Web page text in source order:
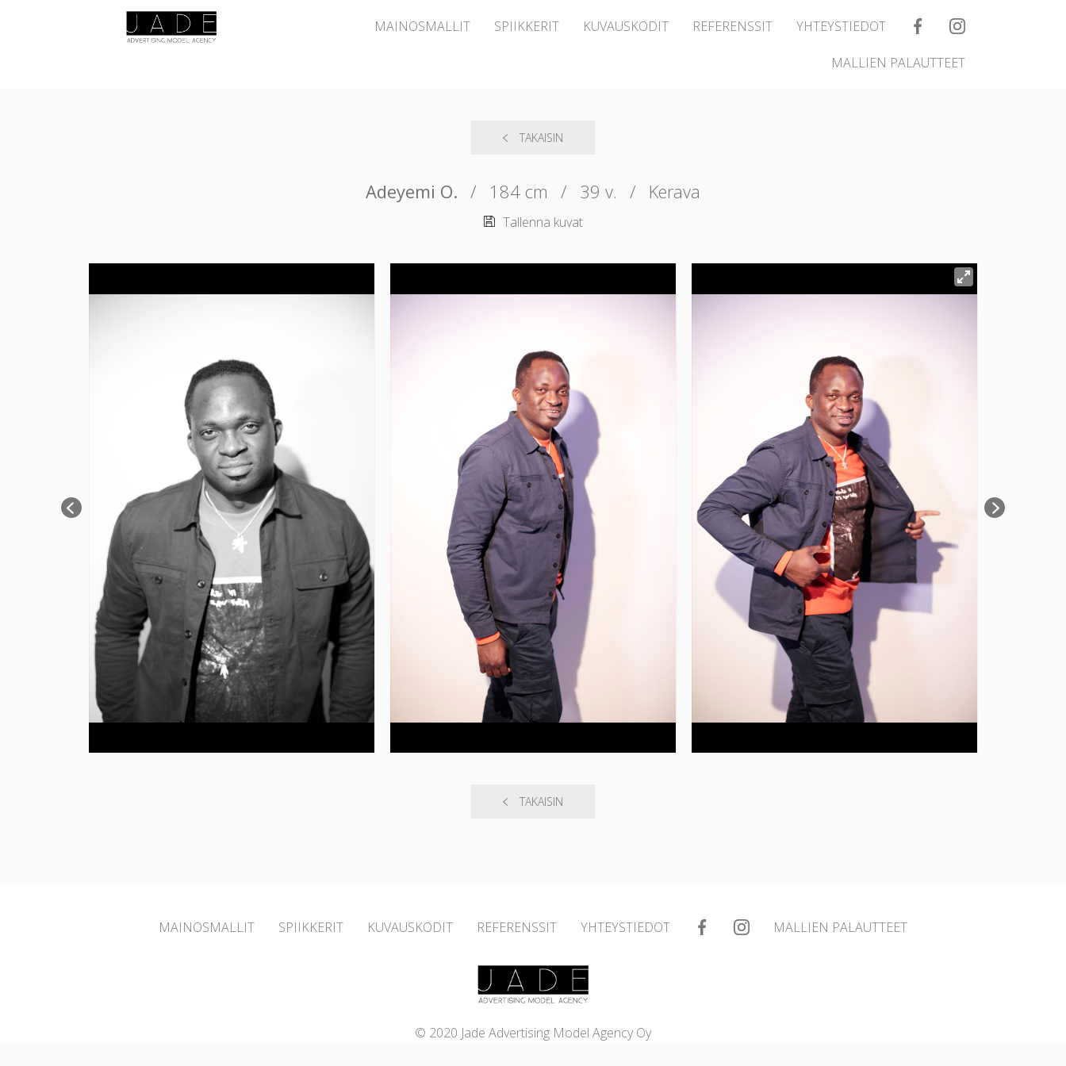
MAINOSMALLIT SPIIKKERIT KUVAUSKODIT REFERENSSIT YHTEYSTIEDOT
MALLIEN PALAUTTEET
TAKAISIN
Adeyemi O. / 184 cm / 39 v. / Kerava
Tallenna kuvat
TAKAISIN
MAINOSMALLIT SPIIKKERIT KUVAUSKODIT REFERENSSIT YHTEYSTIEDOT MALLIEN PALAUTTEET
© 2020 Jade Advertising Model Agency Oy